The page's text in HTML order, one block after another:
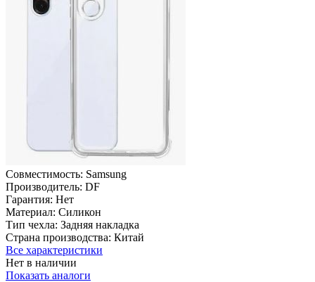
Совместимость: Samsung
Производитель: DF
Гарантия: Нет
Материал: Силикон
Тип чехла: Задняя накладка
Страна производства: Китай
Все характеристики
Нет в наличии
Показать аналоги